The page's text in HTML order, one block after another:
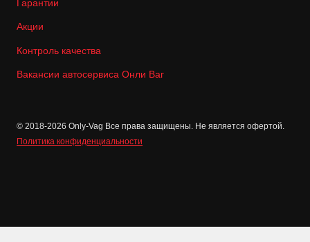
Гарантии
Акции
Контроль качества
Вакансии автосервиса Онли Ваг
© 2018-2026 Only-Vag Все права защищены. Не является офертой.
Политика конфиденциальности